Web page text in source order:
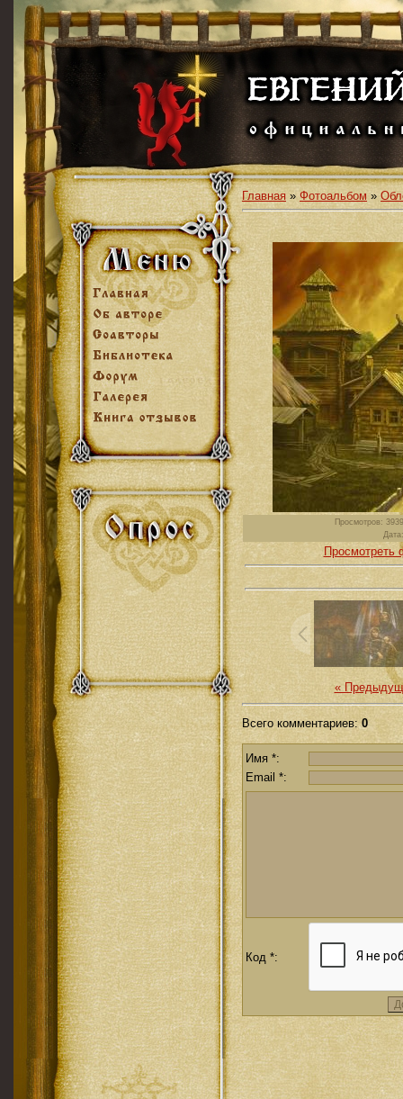
Главная » Фотоальбом »
Просмотров:
Дата
Просмотреть
«
Всего комментариев:0
Имя *:
Email *:
Код *: